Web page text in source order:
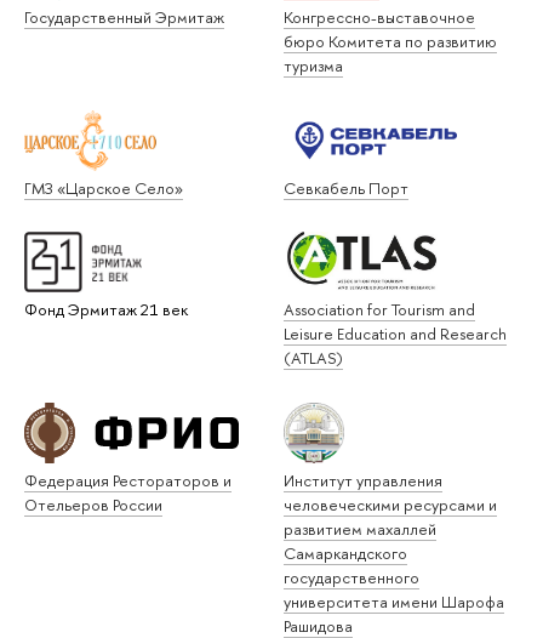
Государственный Эрмитаж
Конгрессно-выставочное
бюро Комитета по развитию
туризма
ГМЗ «Царское Село» Севкабель Порт
Фонд Эрмитаж 21 век
Association for Tourism and
Leisure Education and Research
(ATLAS)
Федерация Рестораторов и
Отельеров России
Институт управления
человеческими ресурсами и
развитием махаллей
Самаркандского
государственного
университета имени Шарофа
Рашидова